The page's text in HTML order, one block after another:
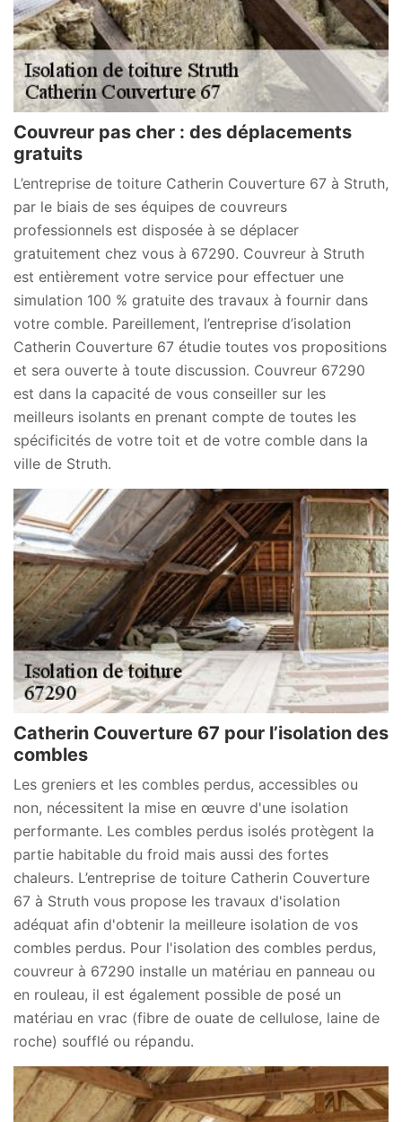
Couvreur pas cher : des déplacements
gratuits
L’entreprise de toiture Catherin Couverture 67 à Struth,
par le biais de ses équipes de couvreurs
professionnels est disposée à se déplacer
gratuitement chez vous à 67290. Couvreur à Struth
est entièrement votre service pour effectuer une
simulation 100 % gratuite des travaux à fournir dans
votre comble. Pareillement, l’entreprise d’isolation
Catherin Couverture 67 étudie toutes vos propositions
et sera ouverte à toute discussion. Couvreur 67290
est dans la capacité de vous conseiller sur les
meilleurs isolants en prenant compte de toutes les
spécificités de votre toit et de votre comble dans la
ville de Struth.
Catherin Couverture 67 pour l’isolation des
combles
Les greniers et les combles perdus, accessibles ou
non, nécessitent la mise en œuvre d'une isolation
performante. Les combles perdus isolés protègent la
partie habitable du froid mais aussi des fortes
chaleurs. L’entreprise de toiture Catherin Couverture
67 à Struth vous propose les travaux d'isolation
adéquat afin d'obtenir la meilleure isolation de vos
combles perdus. Pour l'isolation des combles perdus,
couvreur à 67290 installe un matériau en panneau ou
en rouleau, il est également possible de posé un
matériau en vrac (fibre de ouate de cellulose, laine de
roche) soufflé ou répandu.